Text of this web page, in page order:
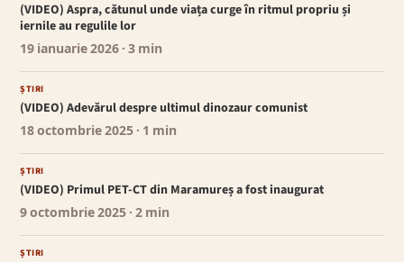
(VIDEO) Aspra, cătunul unde viața curge în ritmul propriu și
iernile au regulile lor
19 ianuarie 2026 · 3 min
ȘTIRI
(VIDEO) Adevărul despre ultimul dinozaur comunist
18 octombrie 2025 · 1 min
ȘTIRI
(VIDEO) Primul PET-CT din Maramureș a fost inaugurat
9 octombrie 2025 · 2 min
ȘTIRI